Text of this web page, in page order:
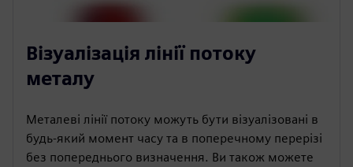
Візуалізація лінії потоку
металу
Металеві лінії потоку можуть бути візуалізовані в
будь-який момент часу та в поперечному перерізі
без попереднього визначення. Ви також можете